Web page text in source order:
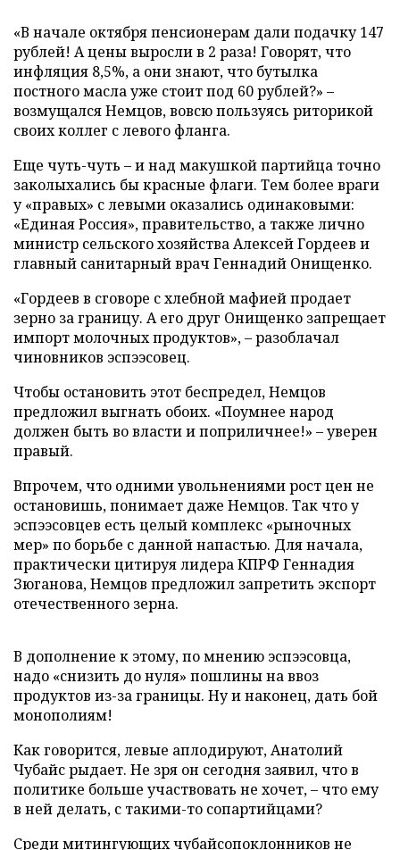
«В начале октября пенсионерам дали подачку 147
рублей! А цены выросли в 2 раза! Говорят, что
инфляция 8,5%, а они знают, что бутылка
постного масла уже стоит под 60 рублей?» –
возмущался Немцов, вовсю пользуясь риторикой
своих коллег с левого фланга.
Еще чуть-чуть – и над макушкой партийца точно
заколыхались бы красные флаги. Тем более враги
у «правых» с левыми оказались одинаковыми:
«Единая Россия», правительство, а также лично
министр сельского хозяйства Алексей Гордеев и
главный санитарный врач Геннадий Онищенко.
«Гордеев в сговоре с хлебной мафией продает
зерно за границу. А его друг Онищенко запрещает
импорт молочных продуктов», – разоблачал
чиновников эспээсовец.
Чтобы остановить этот беспредел, Немцов
предложил выгнать обоих. «Поумнее народ
должен быть во власти и поприличнее!» – уверен
правый.
Впрочем, что одними увольнениями рост цен не
остановишь, понимает даже Немцов. Так что у
эспээсовцев есть целый комплекс «рыночных
мер» по борьбе с данной напастью. Для начала,
практически цитируя лидера КПРФ Геннадия
Зюганова, Немцов предложил запретить экспорт
отечественного зерна.
В дополнение к этому, по мнению эспээсовца,
надо «снизить до нуля» пошлины на ввоз
продуктов из-за границы. Ну и наконец, дать бой
монополиям!
Как говорится, левые аплодируют, Анатолий
Чубайс рыдает. Не зря он сегодня заявил, что в
политике больше участвовать не хочет, – что ему
в ней делать, с такими-то сопартийцами?
Среди митингующих чубайсопоклонников не